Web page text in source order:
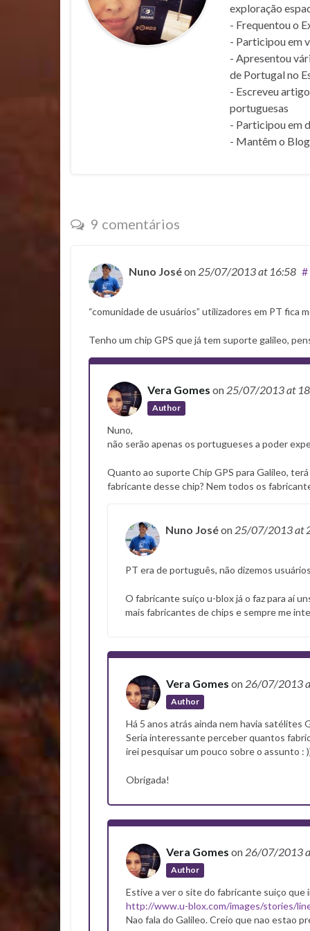
exploração
- Frequentou o
- Participou em
- Apresentou
de Portugal no
- Escreveu
portuguesas
- Participou em
- Mantêm o Blog
9 comentários
Nuno Joséon 25/07/2013at 16:58 #
“comunidade de usuários” utilizadores em PT fica
Tenho um chip GPS que já tem suporte galileo,
Vera Gomes on 25/07/2013at
Author
Nuno,
não serão apenas os portugueses a poder
Quanto ao suporte Chip GPS para Galileo,
fabricante desse chip? Nem todos os
Nuno Joséon 25/07/2013at
PT era de português, não dizemos
O fabricante suíço u-blox já o faz para aí
mais fabricantes de chips e sempre me
Vera Gomes on 26/07/2013
Author
Há 5 anos atrás ainda nem havia satélites
Seria interessante perceber quantos
irei pesquisar um pouco sobre o assunto :
Obrigada!
Vera Gomes on 26/07/2013
Author
Estive a ver o site do fabricante suiço que
http://www.u-blox.com/images/stories/
Nao fala do Galileo. Creio que nao estao